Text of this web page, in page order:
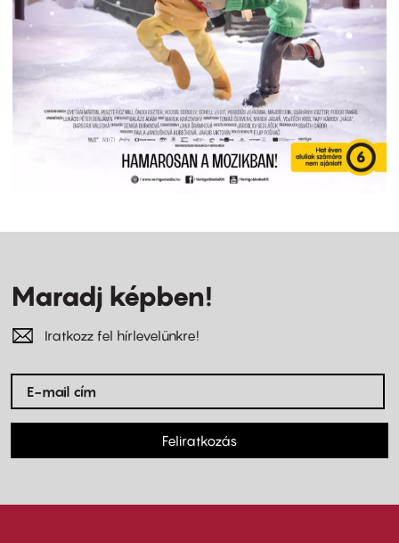
Maradj képben!
Iratkozz fel hírlevelünkre!
Feliratkozás